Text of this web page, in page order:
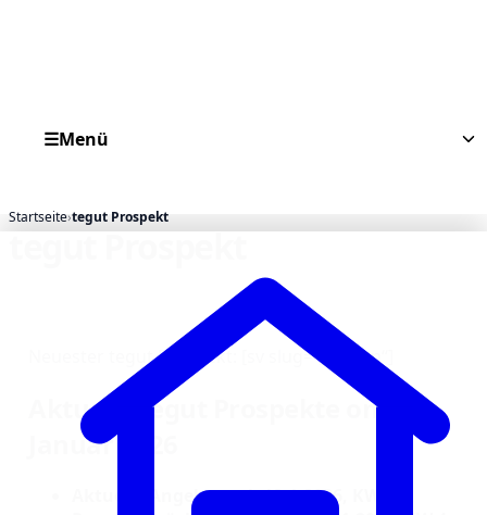
☰Menü
Startseite›tegut Prospekt
tegut Prospekt
Neuester tegut Prospekt: [sv slug=“_datum“]
Aktuelle tegut Prospekte online –
Januar 2026
Aktuelle Angebote ab 12.1.2026, KW 3